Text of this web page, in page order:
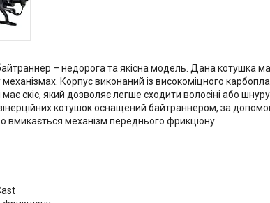
– недорога та якісна модель. Дана котушка
Корпус виконаний із високоміцного
скіс, який дозволяє легше сходити волосіні або
котушок оснащений байтраннером, за
вмикається механізм переднього фрикціону.